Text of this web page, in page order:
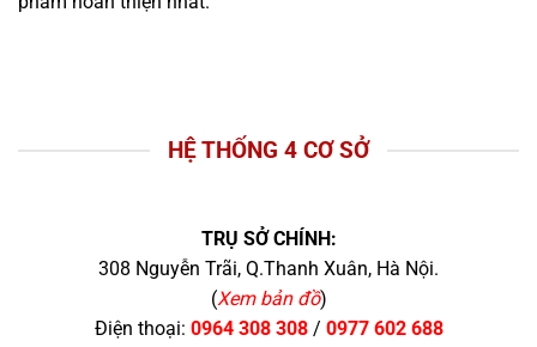
HỆ THỐNG 4 CƠ SỞ
TRỤ SỞ CHÍNH:
308 Nguyễn Trãi, Q.Thanh Xuân, Hà Nội.
(Xem bản đồ)
Điện thoại: 0964 308 308/ 0977 602 688